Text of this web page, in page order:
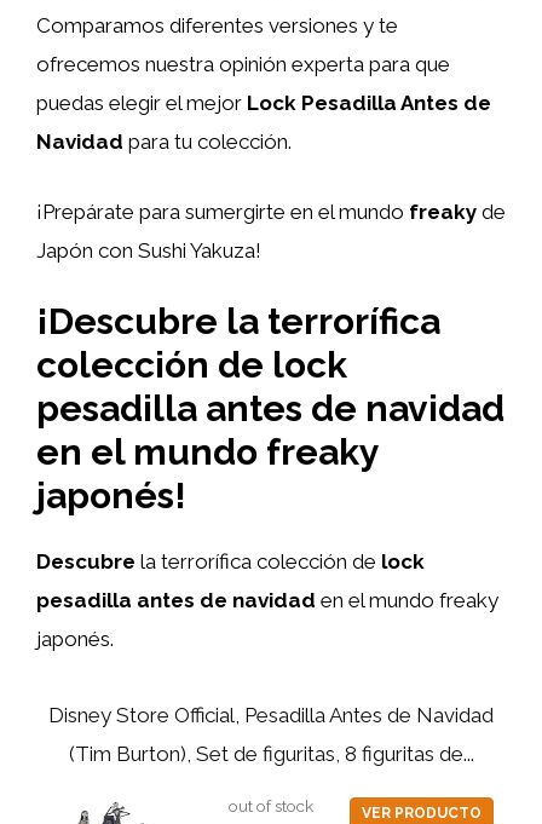
Comparamos diferentes versiones y te
ofrecemos nuestra opinión experta para que
puedas elegir el mejor Lock Pesadilla Antes de
Navidad para tu colección.
¡Prepárate para sumergirte en el mundo freaky de
Japón con Sushi Yakuza!
¡Descubre la terrorífica
colección de lock
pesadilla antes de navidad
en el mundo freaky
japonés!
Descubre la terrorífica colección de lock
pesadilla antes de navidad en el mundo freaky
japonés.
Disney Store Official, Pesadilla Antes de Navidad
(Tim Burton), Set de figuritas, 8 figuritas de...
out of stock VER PRODUCTO